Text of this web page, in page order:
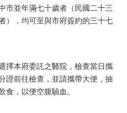
市並年滿七十歲者（民國二十三
），均可至與市府簽約的三十七
本府委託之醫院，檢查當日攜
證前往檢查，並請攜帶大便，抽
食，以便空腹驗血。